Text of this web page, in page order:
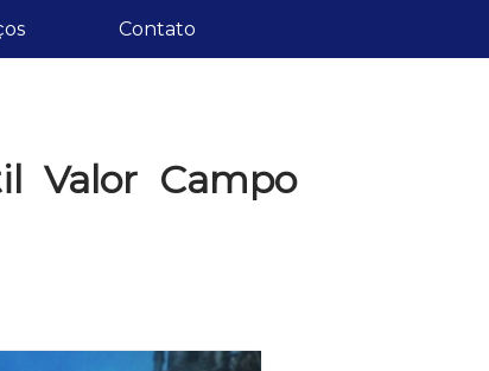
Contato
Valor Campo